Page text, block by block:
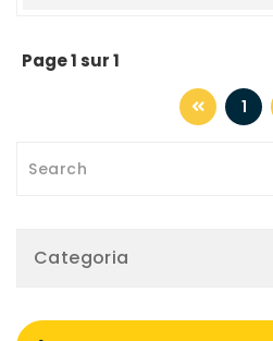
Page 1 sur 1
1
Categoria